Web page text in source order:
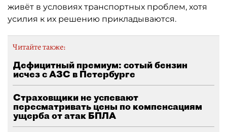
живёт в условиях транспортных проблем, хотя
усилия к их решению прикладываются.
Читайте также:
Дефицитный премиум: сотый бензин
исчез с АЗС в Петербурге
Страховщики не успевают
пересматривать цены по компенсациям
ущерба от атак БПЛА